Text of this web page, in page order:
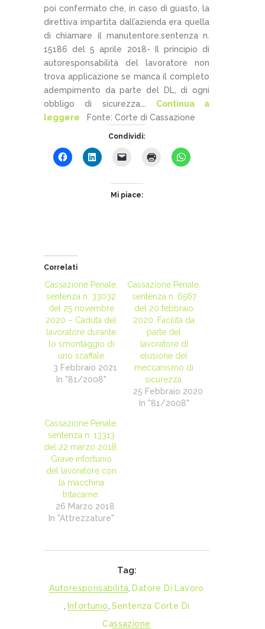
poi confermato che, in caso di guasto, la
direttiva impartita dall’azienda era quella
di chiamare il manutentore.sentenza n.
15186 del 5 aprile 2018- Il principio di
autoresponsabilità del lavoratore non
trova applicazione se manca il completo
adempimento da parte del DL, di ogni
obbligo di sicurezza…. Continua a
leggere
Fonte: Corte di Cassazione
Condividi:
Mi piace:
Correlati
Cassazione Penale,
sentenza n. 33032
del 25 novembre
2020 – Caduta del
lavoratore durante
lo smontaggio di
uno scaffale
3 Febbraio 2021
In "81/2008"
Cassazione Penale,
sentenza n. 6567
del 20 febbraio
2020. Facilità da
parte del
lavoratore di
elusione del
meccanismo di
sicurezza.
25 Febbraio 2020
In "81/2008"
Cassazione Penale,
sentenza n. 13313
del 22 marzo 2018.
Grave infortunio
del lavoratore con
la macchina
tritacarne.
26 Marzo 2018
In "Attrezzature"
Tag:
Autoresponsabilità Datore Di Lavoro
Infortunio Sentenza Corte Di
Cassazione